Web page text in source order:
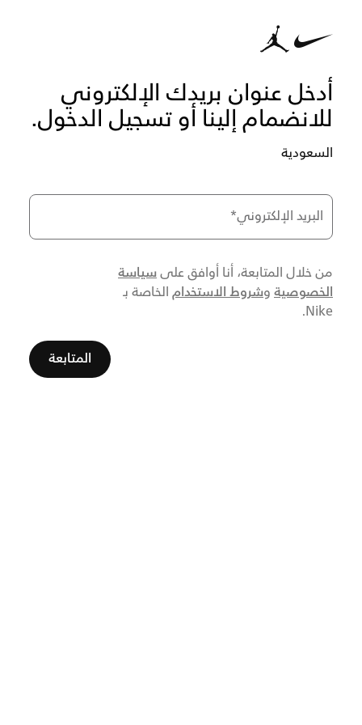
أدخل عنوان بريدك الإلكتروني
للانضمام إلينا أو تسجيل الدخول.
السعودية
البريد الإلكتروني*
من خلال المتابعة، أنا أوافق علىسياسة
الخصوصية وشروط الاستخدام الخاصة بـ
Nike.
المتابعة